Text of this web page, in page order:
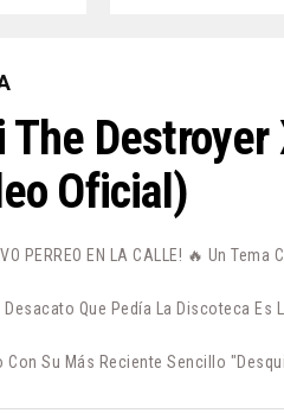
The
Oficial)
PERREO EN LA CALLE! 🔥 Un
Desacato Que Pedía La Discoteca Es
Con Su Más Reciente Sencillo